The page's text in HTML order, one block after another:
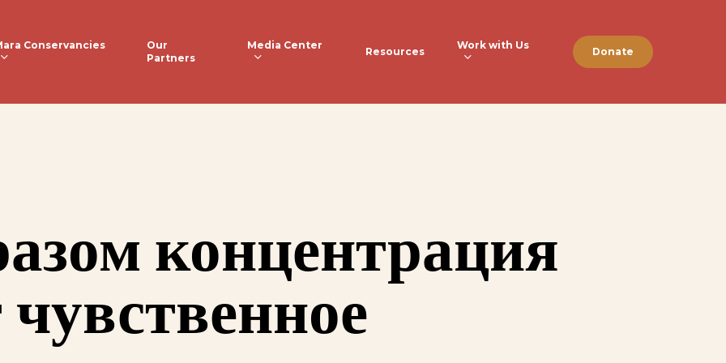
Conservancies
Our
Partners
Media Center
Resources
Work with Us
Donate
концентрация